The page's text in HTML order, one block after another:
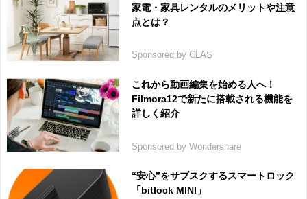
家電・家具レンタルのメリットや注意
点とは？
Sponsored by CLAS
これから動画編集を始める人へ！
Filmora12で新たに搭載される機能を
詳しく紹介
Sponsored by Wondershare
“安心”をサブスクするスマートロック
「bitlock MINI」